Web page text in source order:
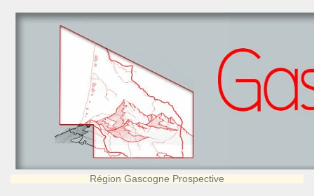
Région Gascogne Prospective